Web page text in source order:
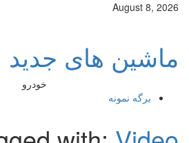
August 8, 2026
ماشین های جدید
خودرو
برگه نمونه